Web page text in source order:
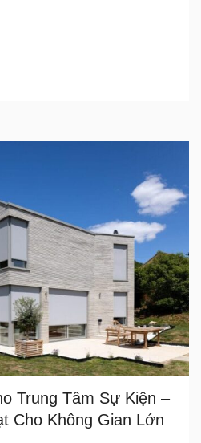
Trung Tâm Sự Kiện –
Cho Không Gian Lớn